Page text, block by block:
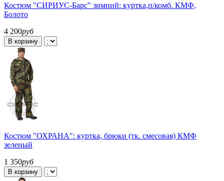
Костюм "СИРИУС-Барс" зимний: куртка,п/комб. КМФ,
Болото
4 200руб
В корзину
Костюм "ОХРАНА": куртка, брюки (тк. смесовая) КМФ
зеленый
1 350руб
В корзину